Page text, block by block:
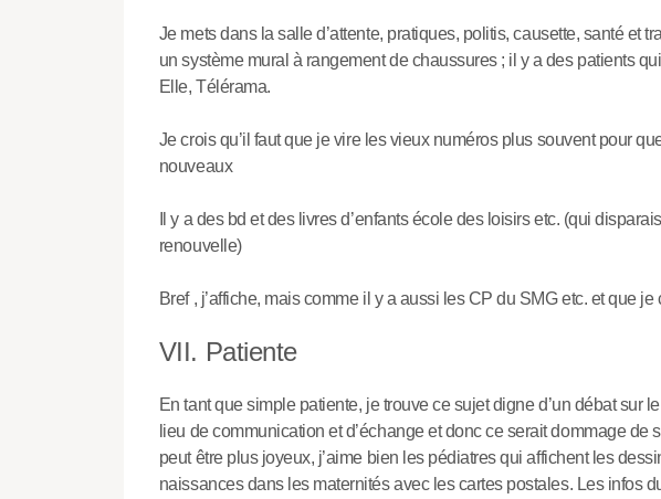
Je mets dans la salle d’attente, pratiques, politis, causette, santé et
un système mural à rangement de chaussures ; il y a des patients
Elle, Télérama.
Je crois qu’il faut que je vire les vieux numéros plus souvent pour
nouveaux
Il y a des bd et des livres d’enfants école des loisirs etc. (qui
renouvelle)
Bref , j’affiche, mais comme il y a aussi les CP du SMG etc. et que
VII. Patiente
En tant que simple patiente, je trouve ce sujet digne d’un débat sur
lieu de communication et d’échange et donc ce serait dommage de
peut être plus joyeux, j’aime bien les pédiatres qui affichent les
naissances dans les maternités avec les cartes postales. Les infos